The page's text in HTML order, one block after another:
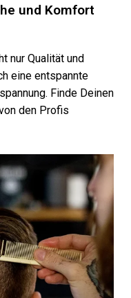
und Komfort
nur Qualität und
eine entspannte
Finde Deinen
den Profis